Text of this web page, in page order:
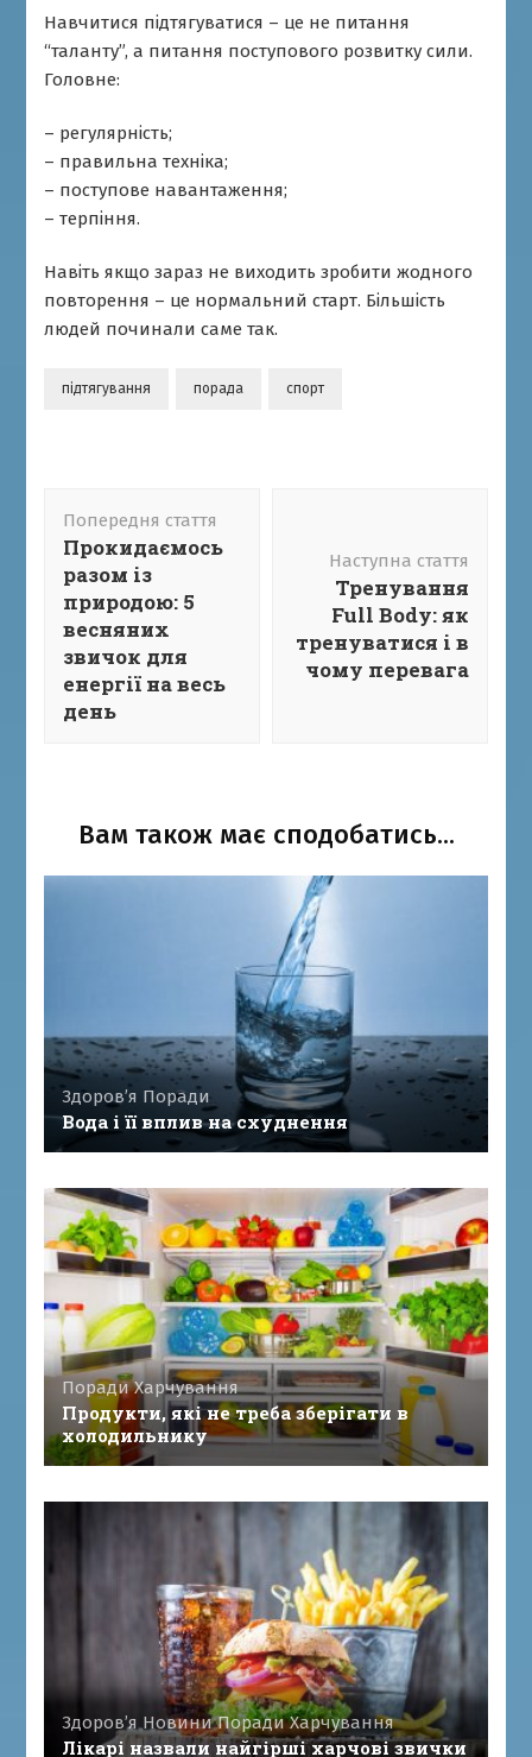
Навчитися підтягуватися – це не питання
“таланту”, а питання поступового розвитку сили.
Головне:
– регулярність;
– правильна техніка;
– поступове навантаження;
– терпіння.
Навіть якщо зараз не виходить зробити жодного
повторення – це нормальний старт. Більшість
людей починали саме так.
підтягування порада спорт
по
запису
Попередня стаття
Прокидаємось
разом із
природою: 5
весняних
звичок для
енергії на весь
день
Наступна стаття
Тренування
Full Body: як
тренуватися і в
чому перевага
Вам також має сподобатись...
Здоров’я Поради
Вода і її вплив на схуднення
Поради Харчування
Продукти, які не треба зберігати в
холодильнику
Здоров’я Новини Поради Харчування
Лікарі назвали найгірші харчові звички